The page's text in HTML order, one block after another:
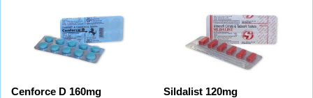
Cenforce D 160mg Sildalist 120mg